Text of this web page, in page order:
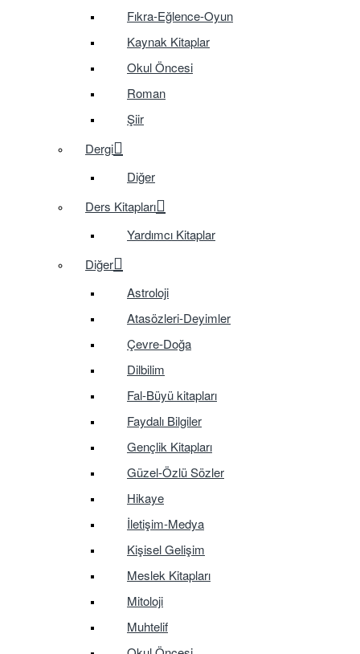
Fıkra-Eğlence-Oyun
Kaynak Kitaplar
Okul Öncesi
Roman
Şiir
Dergi
Diğer
Ders Kitapları
Yardımcı Kitaplar
Diğer
Astroloji
Atasözleri-Deyimler
Çevre-Doğa
Dilbilim
Fal-Büyü kitapları
Faydalı Bilgiler
Gençlik Kitapları
Güzel-Özlü Sözler
Hikaye
İletişim-Medya
Kişisel Gelişim
Meslek Kitapları
Mitoloji
Muhtelif